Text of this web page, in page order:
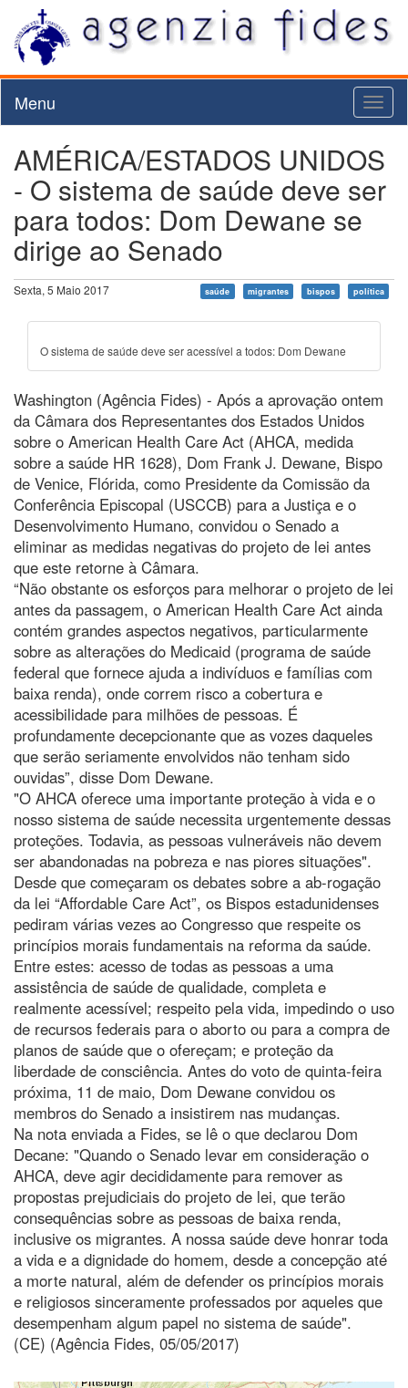
Menu
AMÉRICA/ESTADOS UNIDOS
- O sistema de saúde deve ser
para todos: Dom Dewane se
dirige ao Senado
Sexta, 5 Maio 2017 saúde migrantes bispos política
O sistema de saúde deve ser acessível a todos: Dom Dewane
Washington (Agência Fides) - Após a aprovação ontem
da Câmara dos Representantes dos Estados Unidos
sobre o American Health Care Act (AHCA, medida
sobre a saúde HR 1628), Dom Frank J. Dewane, Bispo
de Venice, Flórida, como Presidente da Comissão da
Conferência Episcopal (USCCB) para a Justiça e o
Desenvolvimento Humano, convidou o Senado a
eliminar as medidas negativas do projeto de lei antes
que este retorne à Câmara.
“Não obstante os esforços para melhorar o projeto de lei
antes da passagem, o American Health Care Act ainda
contém grandes aspectos negativos, particularmente
sobre as alterações do Medicaid (programa de saúde
federal que fornece ajuda a indivíduos e famílias com
baixa renda), onde correm risco a cobertura e
acessibilidade para milhões de pessoas. É
profundamente decepcionante que as vozes daqueles
que serão seriamente envolvidos não tenham sido
ouvidas”, disse Dom Dewane.
"O AHCA oferece uma importante proteção à vida e o
nosso sistema de saúde necessita urgentemente dessas
proteções. Todavia, as pessoas vulneráveis não devem
ser abandonadas na pobreza e nas piores situações".
Desde que começaram os debates sobre a ab-rogação
da lei “Affordable Care Act”, os Bispos estadunidenses
pediram várias vezes ao Congresso que respeite os
princípios morais fundamentais na reforma da saúde.
Entre estes: acesso de todas as pessoas a uma
assistência de saúde de qualidade, completa e
realmente acessível; respeito pela vida, impedindo o uso
de recursos federais para o aborto ou para a compra de
planos de saúde que o ofereçam; e proteção da
liberdade de consciência. Antes do voto de quinta-feira
próxima, 11 de maio, Dom Dewane convidou os
membros do Senado a insistirem nas mudanças.
Na nota enviada a Fides, se lê o que declarou Dom
Decane: "Quando o Senado levar em consideração o
AHCA, deve agir decididamente para remover as
propostas prejudiciais do projeto de lei, que terão
consequências sobre as pessoas de baixa renda,
inclusive os migrantes. A nossa saúde deve honrar toda
a vida e a dignidade do homem, desde a concepção até
a morte natural, além de defender os princípios morais
e religiosos sinceramente professados por aqueles que
desempenham algum papel no sistema de saúde".
(CE) (Agência Fides, 05/05/2017)